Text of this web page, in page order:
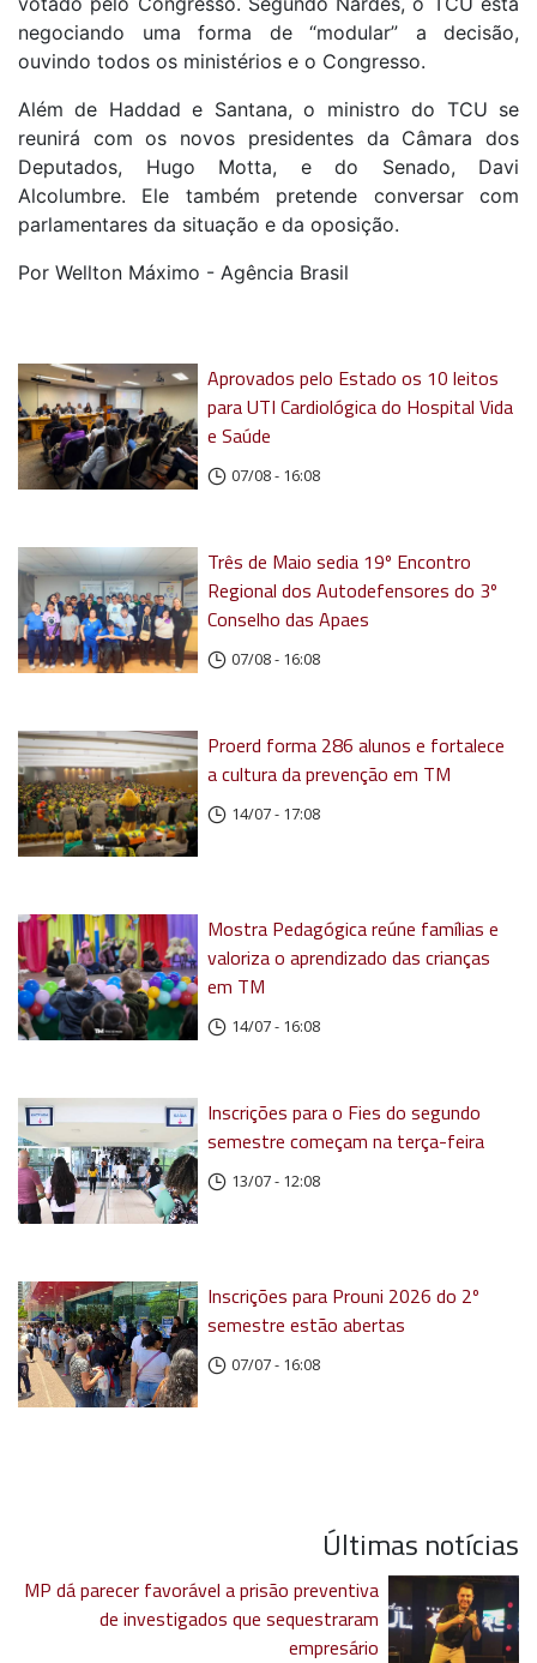
negociando uma forma de “modular” a decisão,
ouvindo todos os ministérios e o Congresso.
Além de Haddad e Santana, o ministro do TCU se
reunirá com os novos presidentes da Câmara dos
Deputados, Hugo Motta, e do Senado, Davi
Alcolumbre. Ele também pretende conversar com
parlamentares da situação e da oposição.
Por Wellton Máximo - Agência Brasil
Aprovados pelo Estado os 10 leitos
para UTI Cardiológica do Hospital Vida
e Saúde
07/08 - 16:08
Três de Maio sedia 19º Encontro
Regional dos Autodefensores do 3º
Conselho das Apaes
07/08 - 16:08
Proerd forma 286 alunos e fortalece
a cultura da prevenção em TM
14/07 - 17:08
Mostra Pedagógica reúne famílias e
valoriza o aprendizado das crianças
em TM
14/07 - 16:08
Inscrições para o Fies do segundo
semestre começam na terça-feira
13/07 - 12:08
Inscrições para Prouni 2026 do 2º
semestre estão abertas
07/07 - 16:08
Últimas notícias
MP dá parecer favorável a prisão preventiva
de investigados que sequestraram
empresário